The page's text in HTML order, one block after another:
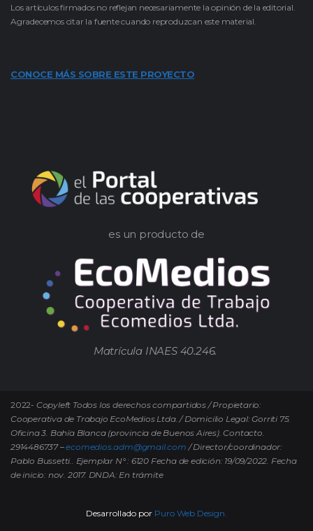
Los artículos firmados no reflejan necesariamente la opinión de la editorial.
Agradecemos citar la fuente cuando reproduzcan este material.
CONOCE MÁS SOBRE ESTE PROYECTO
es un producto de
Matrícula INAES 40.246.
2022- Copyleft Todos los derechos compartidos / Propietario:
Cooperativa de Trabajo EcoMedios Ltda. / Domicilio Legal: Gorriti 75.
Oficina 3. Bahía Blanca (provincia de Buenos Aires). Contacto.
2914486737 –ecomedios.adm@gmail.com / Director/coordinador:
Pablo Bussetti.. Ejemplar N° : 6120 Fecha de edición: 19/09/2022. Fecha
de inicio: nov. 2017. DNDA: En trámite
Desarrollado por Puro Web Design.